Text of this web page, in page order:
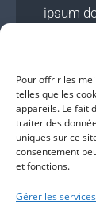
Pour offrir les
telles que les
appareils. Le fait
traiter des
uniques sur ce
consentement
et fonctions.
Gérer les services
ipsum
"Click
elit. Ut